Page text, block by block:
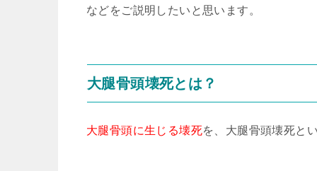
などをご説明したいと思います。
大腿骨頭壊死とは？
大腿骨頭に生じる壊死を、大腿骨頭壊死と